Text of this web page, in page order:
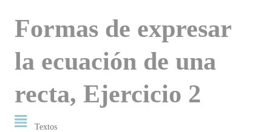
Formas de expresar
la ecuación de una
recta, Ejercicio 2
Textos